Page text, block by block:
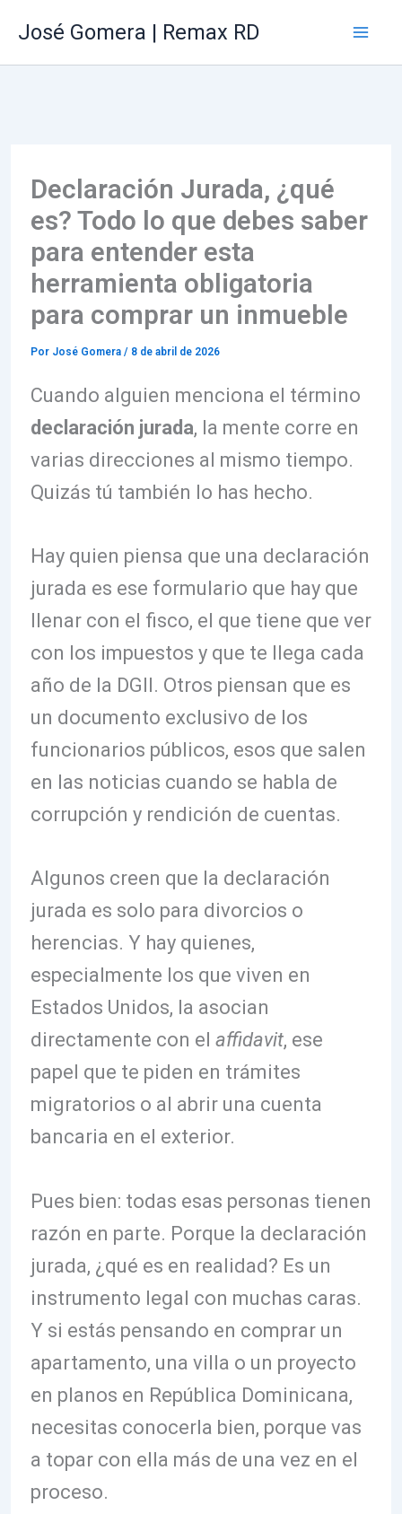
José Gomera | Remax RD
Declaración Jurada, ¿qué
es? Todo lo que debes saber
para entender esta
herramienta obligatoria
para comprar un inmueble
Por José Gomera / 8 de abril de 2026
Cuando alguien menciona el término
declaración jurada, la mente corre en
varias direcciones al mismo tiempo.
Quizás tú también lo has hecho.
Hay quien piensa que una declaración
jurada es ese formulario que hay que
llenar con el fisco, el que tiene que ver
con los impuestos y que te llega cada
año de la DGII. Otros piensan que es
un documento exclusivo de los
funcionarios públicos, esos que salen
en las noticias cuando se habla de
corrupción y rendición de cuentas.
Algunos creen que la declaración
jurada es solo para divorcios o
herencias. Y hay quienes,
especialmente los que viven en
Estados Unidos, la asocian
directamente con el affidavit, ese
papel que te piden en trámites
migratorios o al abrir una cuenta
bancaria en el exterior.
Pues bien: todas esas personas tienen
razón en parte. Porque la declaración
jurada, ¿qué es en realidad? Es un
instrumento legal con muchas caras.
Y si estás pensando en comprar un
apartamento, una villa o un proyecto
en planos en República Dominicana,
necesitas conocerla bien, porque vas
a topar con ella más de una vez en el
proceso.